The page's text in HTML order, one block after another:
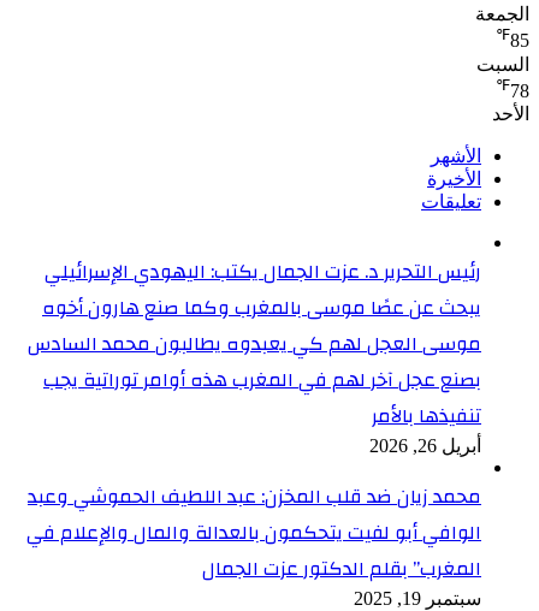
الجمعة
85
℉
السبت
78
℉
الأحد
الأشهر
الأخيرة
تعليقات
رئيس التحرير د. عزت الجمال يكتب: اليهودي الإسرائيلي
يبحث عن عصًا موسى بالمغرب وكما صنع هارون أخوه
موسى العجل لهم كي يعبدوه يطالبون محمد السادس
بصنع عجل آخر لهم في المغرب هذه أوامر توراتية يجب
تنفيذها بالأمر
أبريل 26, 2026
محمد زيان ضد قلب المخزن: عبد اللطيف الحموشي وعبد
الوافي أبو لفيت يتحكمون بالعدالة والمال والإعلام في
المغرب” بقلم الدكتور عزت الجمال
سبتمبر 19, 2025